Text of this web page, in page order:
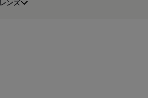
レンズ